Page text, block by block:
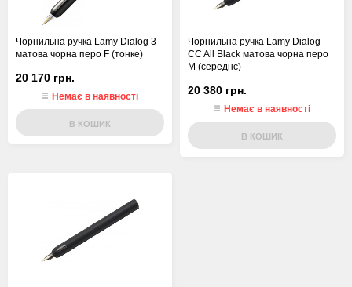
Чорнильна ручка Lamy Dialog 3
матова чорна перо F (тонке)
20 170 грн.
Немає в наявності
В КОШИК
Чорнильна ручка Lamy Dialog
CC All Black матова чорна перо
M (середнє)
20 380 грн.
Немає в наявності
В КОШИК